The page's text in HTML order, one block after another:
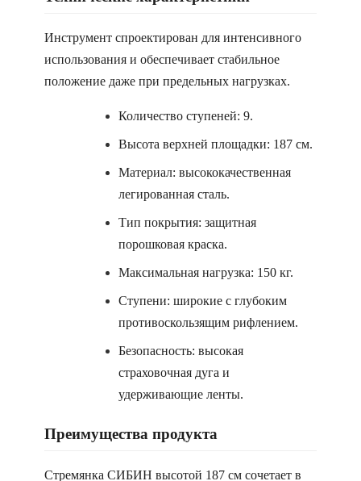
Инструмент спроектирован для интенсивного
использования и обеспечивает стабильное
положение даже при предельных нагрузках.
Количество ступеней: 9.
Высота верхней площадки: 187 см.
Материал: высококачественная
легированная сталь.
Тип покрытия: защитная
порошковая краска.
Максимальная нагрузка: 150 кг.
Ступени: широкие с глубоким
противоскользящим рифлением.
Безопасность: высокая
страховочная дуга и
удерживающие ленты.
Преимущества продукта
Стремянка СИБИН высотой 187 см сочетает в